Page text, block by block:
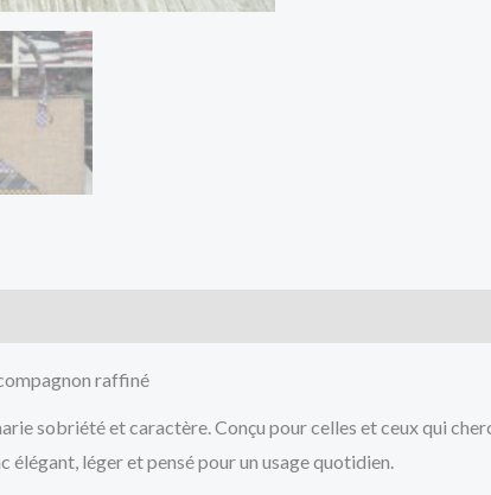
raffiné
sobriété et caractère. Conçu pour celles et ceux qui
léger et pensé pour un usage quotidien.